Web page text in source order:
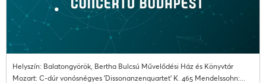
Helyszín: Balatongyörök, Bertha Bulcsú Művelődési Ház és Könyvtár
Mozart: C-dúr vonósnégyes 'Dissonanzenquartet' K. 465 Mendelssohn:...